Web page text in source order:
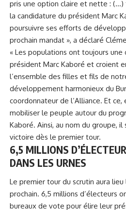
pris une option claire et nette : (…)
la candidature du président Marc
poursuivre ses efforts de
prochain mandat », a déclaré
« Les populations ont toujours une
président Marc Kaboré et croient
l’ensemble des filles et fils de
développement harmonieux du
coordonnateur de l’Alliance. Et ce,
mobiliser le peuple autour du
Kaboré. Ainsi, au nom du groupe, il
victoire dès le premier tour.
6,5 MILLIONS
DANS LES URNES
Le premier tour du scrutin aura
prochain. 6,5 millions d’électeurs
bureaux de vote pour élire leur